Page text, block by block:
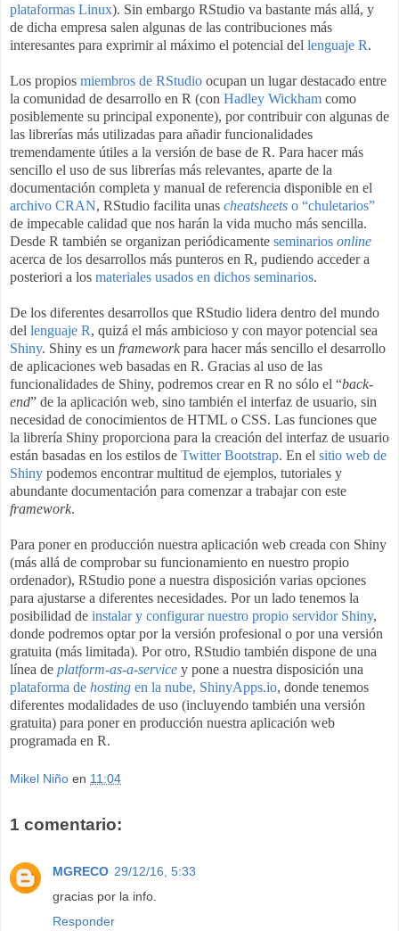
plataformas Linux). Sin embargo RStudio va bastante más allá, y
de dicha empresa salen algunas de las contribuciones más
interesantes para exprimir al máximo el potencial del lenguaje R.
Los propios miembros de RStudio ocupan un lugar destacado entre
la comunidad de desarrollo en R (con Hadley Wickham como
posiblemente su principal exponente), por contribuir con algunas de
las librerías más utilizadas para añadir funcionalidades
tremendamente útiles a la versión de base de R. Para hacer más
sencillo el uso de sus librerías más relevantes, aparte de la
documentación completa y manual de referencia disponible en el
archivo CRAN, RStudio facilita unas cheatsheets o “chuletarios”
de impecable calidad que nos harán la vida mucho más sencilla.
Desde R también se organizan periódicamente seminarios online
acerca de los desarrollos más punteros en R, pudiendo acceder a
posteriori a los materiales usados en dichos seminarios.
De los diferentes desarrollos que RStudio lidera dentro del mundo
del lenguaje R, quizá el más ambicioso y con mayor potencial sea
Shiny. Shiny es un framework para hacer más sencillo el desarrollo
de aplicaciones web basadas en R. Gracias al uso de las
funcionalidades de Shiny, podremos crear en R no sólo el “back-
end” de la aplicación web, sino también el interfaz de usuario, sin
necesidad de conocimientos de HTML o CSS. Las funciones que
la librería Shiny proporciona para la creación del interfaz de usuario
están basadas en los estilos de Twitter Bootstrap. En el sitio web de
Shiny podemos encontrar multitud de ejemplos, tutoriales y
abundante documentación para comenzar a trabajar con este
framework.
Para poner en producción nuestra aplicación web creada con Shiny
(más allá de comprobar su funcionamiento en nuestro propio
ordenador), RStudio pone a nuestra disposición varias opciones
para ajustarse a diferentes necesidades. Por un lado tenemos la
posibilidad de instalar y configurar nuestro propio servidor Shiny,
donde podremos optar por la versión profesional o por una versión
gratuita (más limitada). Por otro, RStudio también dispone de una
línea de platform-as-a-service y pone a nuestra disposición una
plataforma de hosting en la nube, ShinyApps.io, donde tenemos
diferentes modalidades de uso (incluyendo también una versión
gratuita) para poner en producción nuestra aplicación web
programada en R.
Mikel Niño en 11:04
1 comentario:
MGRECO 29/12/16, 5:33
gracias por la info.
Responder